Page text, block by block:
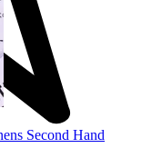
Second Hand